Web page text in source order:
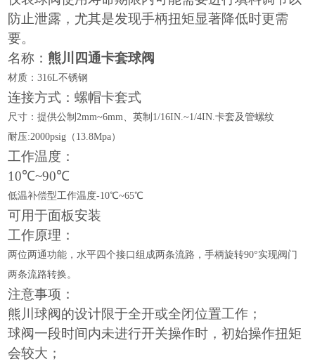
防止泄露，尤其是发现手柄扭矩显著降低时更需
要。
名称： 熊川四通卡套球阀
材质：316L不锈钢
连接方式：螺帽卡套式
尺寸：提供公制 2mm~6mm、英制1/16IN.~1/4IN.卡套及管螺纹
耐压:2000psig（13.8Mpa）
工作温度：
10℃~90℃
低温补偿型工作温度-10℃~65℃
可用于面板安装
工作原理：
两位两通功能，水平四个接口组成两条流路，手柄旋转90°实现阀门
两条流路转换。
注意事项：
熊川球阀的设计限于全开或全闭位置工作；
球阀一段时间内未进行开关操作时，初始操作扭矩
会较大；